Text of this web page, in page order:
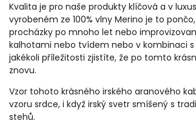
Kvalita je pro naše produkty klíčová a v
vyrobeném ze 100% vlny Merino je to
procházky po mnoho let nebo
kalhotami nebo tvídem nebo v kombinaci
jakékoli příležitosti zjistíte, že po tomto
znovu.
Vzor tohoto krásného irského aranového
vzoru srdce, i když irský svetr smíšený s
stehů.